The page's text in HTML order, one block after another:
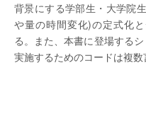
背景にする学部生・大学院
や量の時間変化)の定式化
る。また、本書に登場する
実施するためのコードは複数